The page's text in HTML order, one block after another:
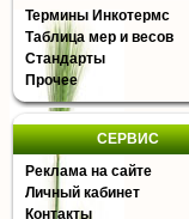
Термины Инкотермс
Таблица мер и весов
Стандарты
Прочее
СЕРВИС
Реклама на сайте
Личный кабинет
Контакты